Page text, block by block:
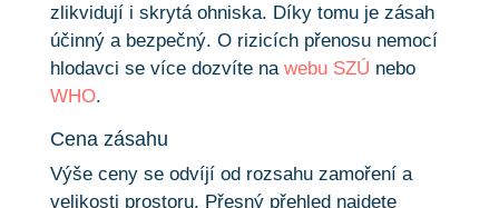
zlikvidují i skrytá ohniska. Díky tomu je zásah
účinný a bezpečný. O rizicích přenosu nemocí
hlodavci se více dozvíte na webu SZÚ nebo
WHO.
Cena zásahu
Výše ceny se odvíjí od rozsahu zamoření a
velikosti prostoru. Přesný přehled najdete